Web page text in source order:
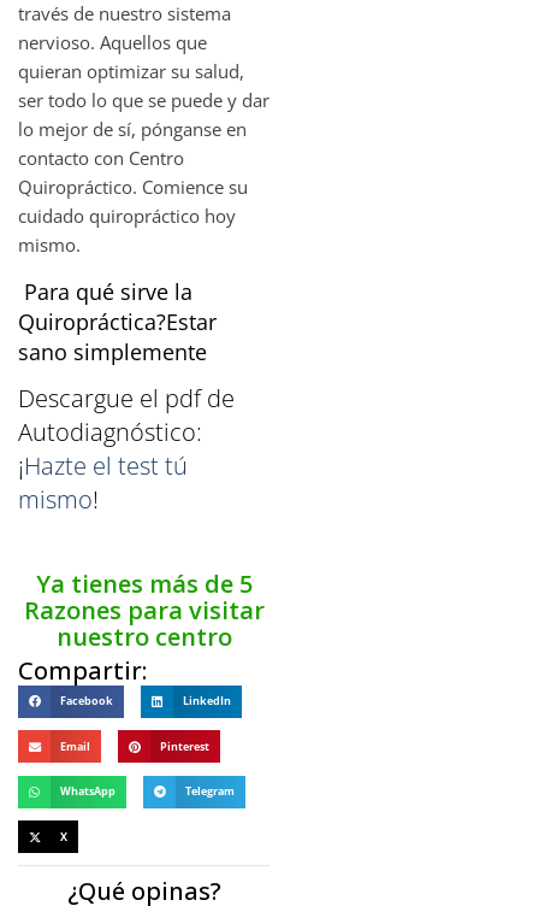
través de nuestro sistema
nervioso. Aquellos que
quieran optimizar su salud,
ser todo lo que se puede y dar
lo mejor de sí, pónganse en
contacto con Centro
Quiropráctico. Comience su
cuidado quiropráctico hoy
mismo.
Para qué sirve la
Quiropráctica?Estar
sano simplemente
Descargue el pdf de
Autodiagnóstico:
¡Hazte el test tú
mismo!
Ya tienes más de 5
Razones para visitar
nuestro centro
Compartir:
Facebook LinkedIn
Email Pinterest
WhatsApp Telegram
X
¿Qué opinas?